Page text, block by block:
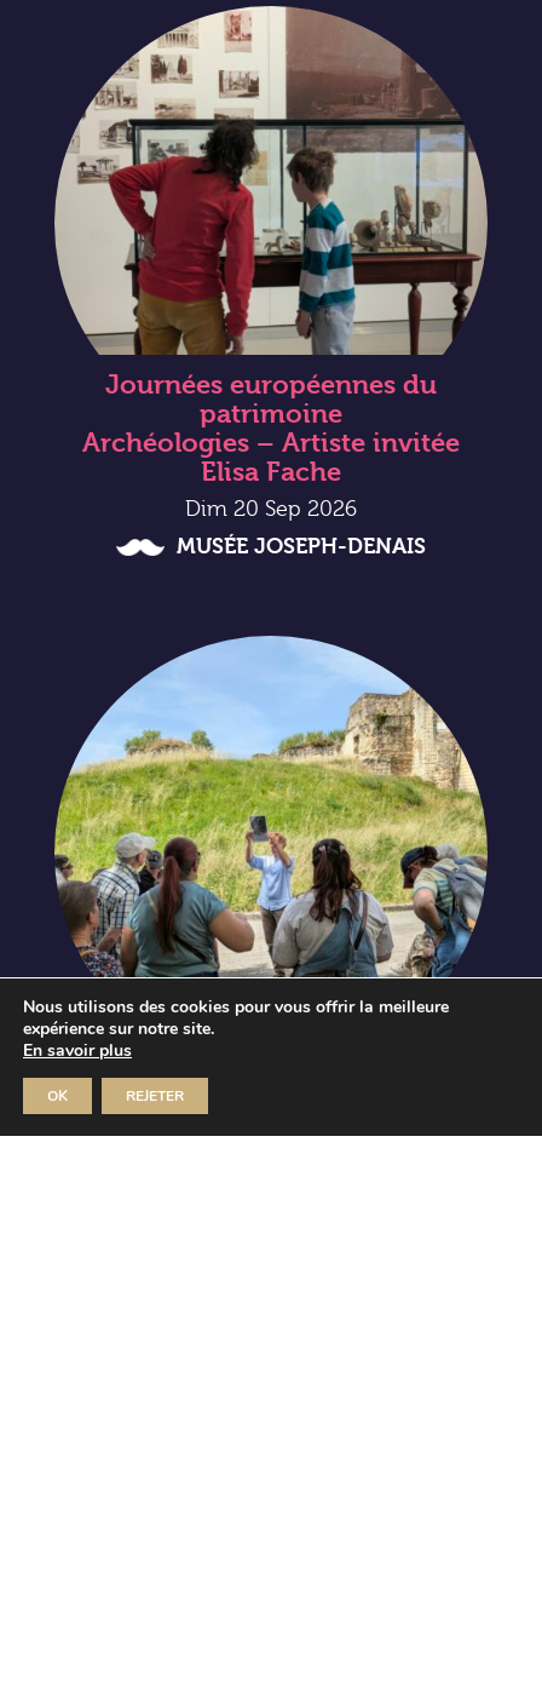
Journées européennes du
patrimoine
Archéologies – Artiste invitée
Elisa Fache
Dim 20 Sep 2026
MUSÉE JOSEPH-DENAIS
Fête de la science
Conférence d’Aurélie Raffin
Dim 11 Oct 2026
MUSÉE JOSEPH-DENAIS
Nous utilisons des cookies pour vous offrir la meilleure
expérience sur notre site.
En savoir plus
OK REJETER